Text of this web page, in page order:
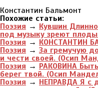
Константин Бальмонт
Похожие статьи:
Поэзия → Кувшин
под музыку зреют
Поэзия → КОНСТАНТИН
Поэзия → За гремучую
и чести своей. (Осип
Поэзия → РАКОВИНА
берег твой. (Осип
Поэзия → НЕПРАВДА Я с